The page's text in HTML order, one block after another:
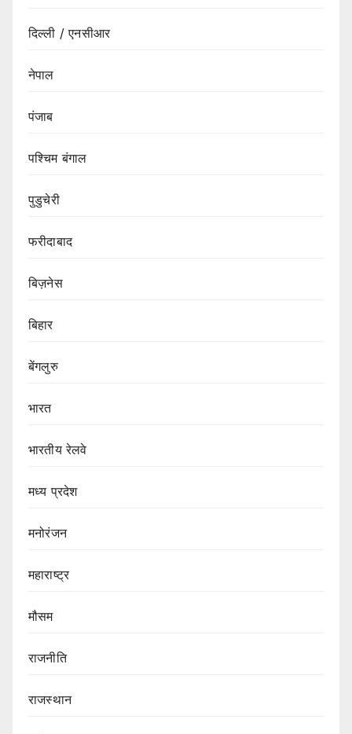
दिल्ली / एनसीआर
नेपाल
पंजाब
पश्चिम बंगाल
पुडुचेरी
फरीदाबाद
बिज़नेस
बिहार
बेंगलुरु
भारत
भारतीय रेलवे
मध्य प्रदेश
मनोरंजन
महाराष्ट्र
मौसम
राजनीति
राजस्थान